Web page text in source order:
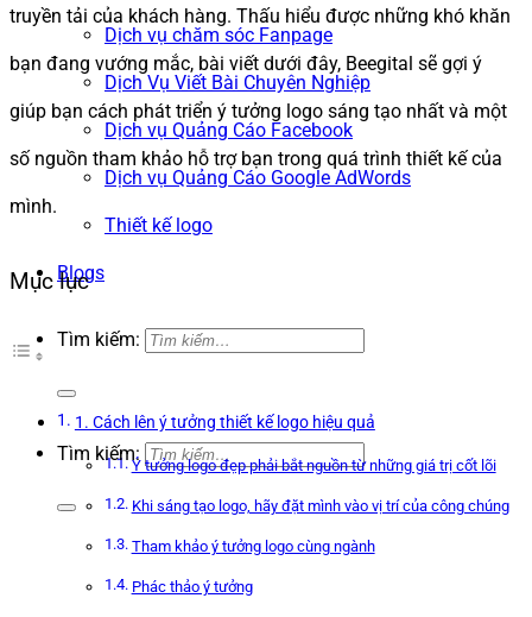
Dịch vụ chăm sóc Fanpage
Dịch Vụ Viết Bài Chuyên Nghiệp
Dịch vụ Quảng Cáo Facebook
Dịch vụ Quảng Cáo Google AdWords
Thiết kế logo
Blogs
Tìm kiếm:
Tìm kiếm:
truyền tải của khách hàng. Thấu hiểu được những khó khăn
bạn đang vướng mắc, bài viết dưới đây, Beegital sẽ gợi ý
giúp bạn cách phát triển ý tưởng logo sáng tạo nhất và một
số nguồn tham khảo hỗ trợ bạn trong quá trình thiết kế của
mình.
Mục lục
1. Cách lên ý tưởng thiết kế logo hiệu quả
Ý tưởng logo đẹp phải bắt nguồn từ những giá trị cốt lõi
Khi sáng tạo logo, hãy đặt mình vào vị trí của công chúng
Tham khảo ý tưởng logo cùng ngành
Phác thảo ý tưởng